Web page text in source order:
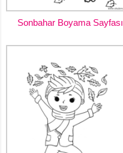
Sonbahar Boyama Sayfası